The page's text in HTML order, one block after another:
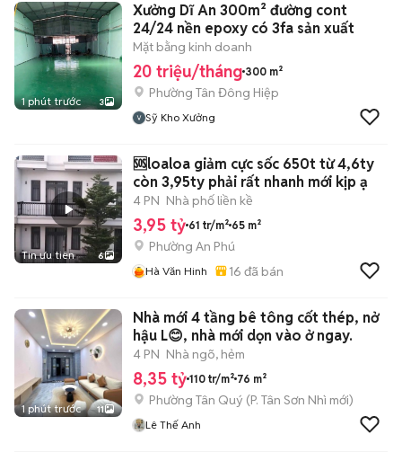
1 phút trước 3
Xưởng Dĩ An 300m² đường cont
24/24 nền epoxy có 3fa sản xuất
Mặt bằng kinh doanh
20 triệu/tháng 300 m²
Phường Tân Đông Hiệp
Sỹ Kho Xưởng
Tin ưu tiên 6
🆘loaloa giảm cực sốc 650t từ 4,6ty
còn 3,95ty phải rất nhanh mới kịp ạ
4 PN Nhà phố liền kề
3,95 tỷ 61 tr/m² 65 m²
Phường An Phú
Hà Văn Hinh 16 đã bán
1 phút trước 11
Nhà mới 4 tầng bê tông cốt thép, nở
hậu L😊, nhà mới dọn vào ở ngay.
4 PN Nhà ngõ, hẻm
8,35 tỷ 110 tr/m² 76 m²
Phường Tân Quý (P. Tân Sơn Nhì mới)
Lê Thế Anh